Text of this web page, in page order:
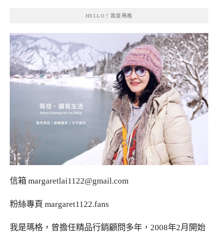
HELLO！我是瑪格
信箱 margaretlai1122@gmail.com
粉絲專頁 margaret1122.fans
我是瑪格，曾擔任精品行銷顧問多年，2008年2月開始